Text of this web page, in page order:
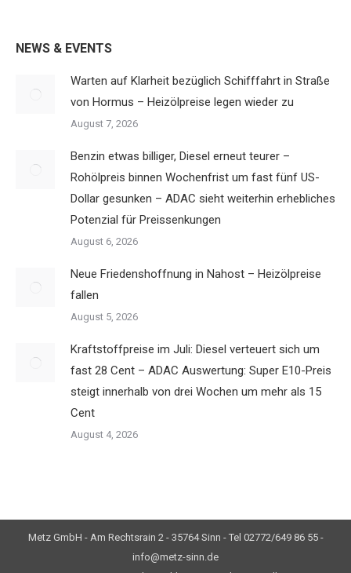
NEWS & EVENTS
Warten auf Klarheit bezüglich Schifffahrt in Straße
von Hormus – Heizölpreise legen wieder zu
August 7, 2026
Benzin etwas billiger, Diesel erneut teurer –
Rohölpreis binnen Wochenfrist um fast fünf US-
Dollar gesunken – ADAC sieht weiterhin erhebliches
Potenzial für Preissenkungen
August 6, 2026
Neue Friedenshoffnung in Nahost – Heizölpreise
fallen
August 5, 2026
Kraftstoffpreise im Juli: Diesel verteuert sich um
fast 28 Cent – ADAC Auswertung: Super E10-Preis
steigt innerhalb von drei Wochen um mehr als 15
Cent
August 4, 2026
Metz GmbH - Am Rechtsrain 2 - 35764 Sinn - Tel 02772/649 86 55 -
info@metz-sinn.de